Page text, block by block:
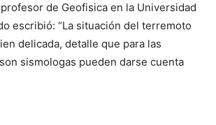
de Geofisica en la Universidad
escribió: “La situación del terremoto
delicada, detalle que para las
sismologas pueden darse cuenta